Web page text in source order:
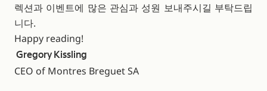
렉션과 이벤트에 많은 관심과 성원 보내주시길 부탁드립
니다.
Happy reading!
Gregory Kissling
CEO of Montres Breguet SA